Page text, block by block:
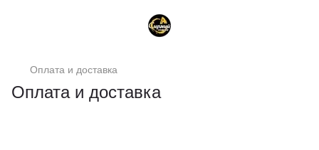
Оплата и доставка
Оплата и доставка